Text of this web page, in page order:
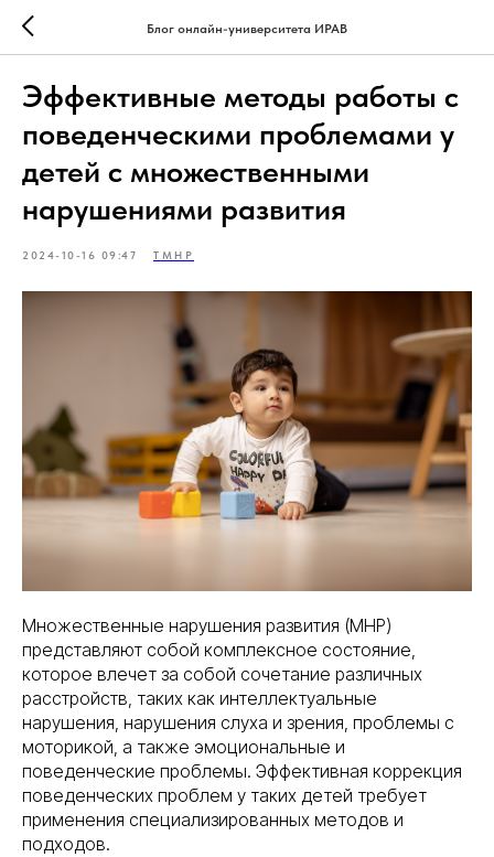
Блог онлайн-университета ИРАВ
Эффективные методы работы с
поведенческими проблемами у
детей с множественными
нарушениями развития
2024-10-16 09:47 ТМНР
Множественные нарушения развития (МНР)
представляют собой комплексное состояние,
которое влечет за собой сочетание различных
расстройств, таких как интеллектуальные
нарушения, нарушения слуха и зрения, проблемы с
моторикой, а также эмоциональные и
поведенческие проблемы. Эффективная коррекция
поведенческих проблем у таких детей требует
применения специализированных методов и
подходов.